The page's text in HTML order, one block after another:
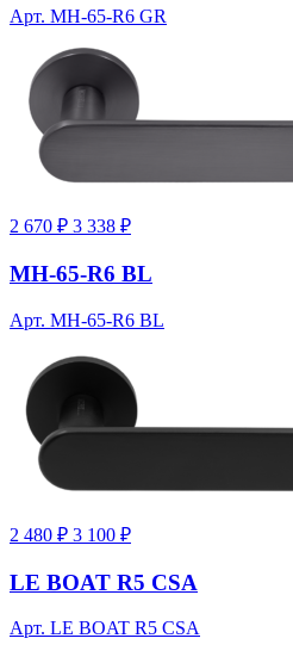
Арт. MH-65-R6 GR
2 670 ₽ 3 338 ₽
MH-65-R6 BL
Арт. MH-65-R6 BL
2 480 ₽ 3 100 ₽
LE BOAT R5 CSA
Арт. LE BOAT R5 CSA